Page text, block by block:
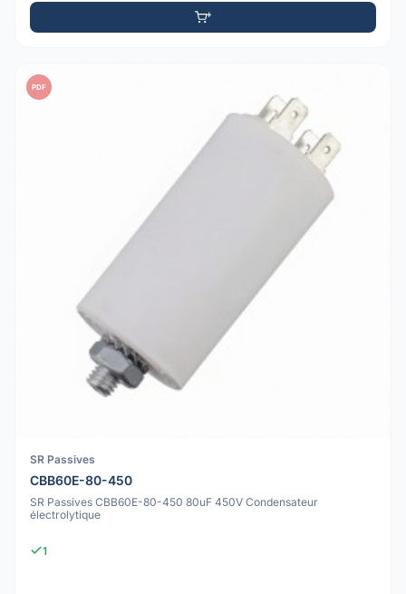
PDF
SR Passives
CBB60E-80-450
SR Passives CBB60E-80-450 80uF 450V Condensateur
électrolytique
1